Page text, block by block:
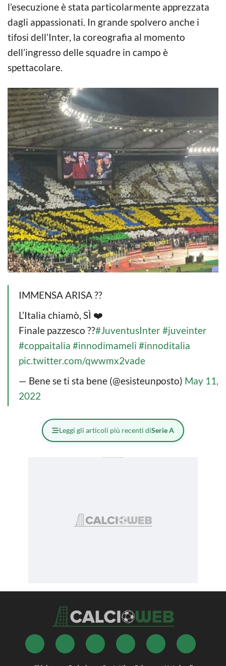
l’esecuzione è stata particolarmente apprezzata
dagli appassionati. In grande spolvero anche i
tifosi dell’Inter, la coreografia al momento
dell’ingresso delle squadre in campo è
spettacolare.
IMMENSA ARISA ??
L’Italia chiamò, SÌ ❤️
Finale pazzesco ??#JuventusInter#juveinter
#coppaitalia #innodimameli #innoditalia
pic.twitter.com/qwwmx2vade
— Bene se ti sta bene (@esisteunposto) May 11,
2022
Leggi gli articoli più recenti diSerie A